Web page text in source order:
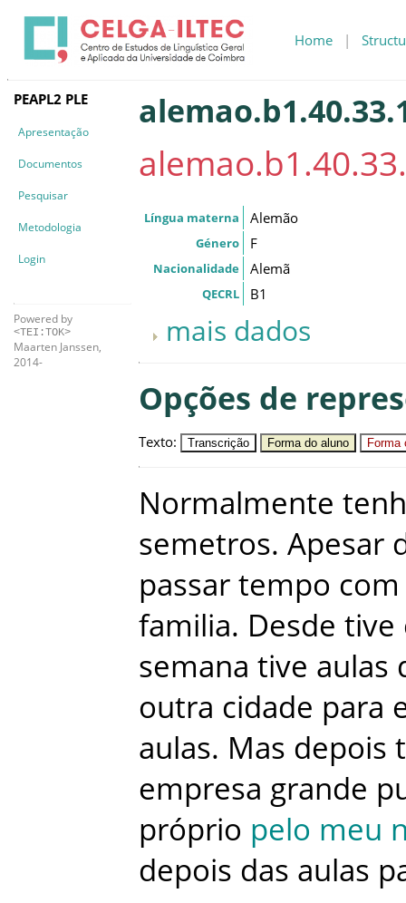
Home |
PEAPL2 PLE
Apresentação
Documentos
Pesquisar
Metodologia
Login
Powered by
<TEI:TOK>
Maarten Janssen,
2014-
Língua materna Alemão
Género F
Nacionalidade Alemã
QECRL B1
mais dados
Opções de
Texto: Transcrição Forma do aluno Forma
Normalmente
semetros. Apesar
passar tempo com
familia. Desde tive
semana tive aulas
outra cidade para
aulas. Mas depois
empresa grande
próprio pelo meu
depois das aulas